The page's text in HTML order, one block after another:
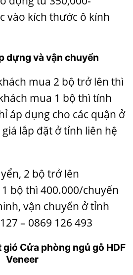
vào kích thước ô kính
dựng và vận chuyển
mua 2 bộ trở lên thì
mua 1 bộ thì tính
áp dụng cho các quận ở
lắp đặt ở tỉnh liên hệ
2 bộ trở lên
bộ thì 400.000/chuyến
vận chuyển ở tỉnh
– 0869 126 493
Cửa phòng ngủ gỗ HDF
Veneer